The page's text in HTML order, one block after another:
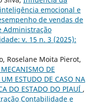
emocional e
de vendas de
Administração
v. 15 n. 3 (2025):
Roselane Moita Pierot,
MECANISMO DE
ESTUDO DE CASO NA
DO ESTADO DO PIAUÍ ,
Contabilidade e